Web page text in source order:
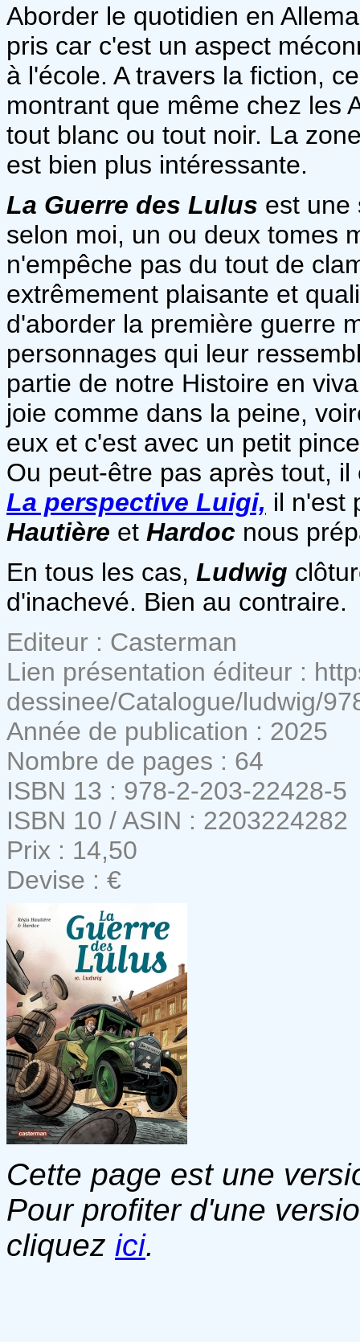
Aborder le quotidien en
pris car c'est un aspect
à l'école. A travers la fiction,
montrant que même chez les
tout blanc ou tout noir. La
est bien plus intéressante.
La Guerre des Lulus est une
selon moi, un ou deux tomes
n'empêche pas du tout de
extrêmement plaisante et
d'aborder la première guerre
personnages qui leur
partie de notre Histoire en
joie comme dans la peine,
eux et c'est avec un petit
Ou peut-être pas après tout,
La perspective Luigi, il n'est
Hautière et Hardoc nous
En tous les cas, Ludwig
d'inachevé. Bien au contraire.
Editeur : Casterman
Lien présentation éditeur :
dessinee/Catalogue/ludwig/
Année de publication : 2025
Nombre de pages : 64
ISBN 13 : 978-2-203-22428-5
ISBN 10 / ASIN : 2203224282
Prix : 14,50
Devise : €
Cette page est une
Pour profiter d'une
cliquez ici.